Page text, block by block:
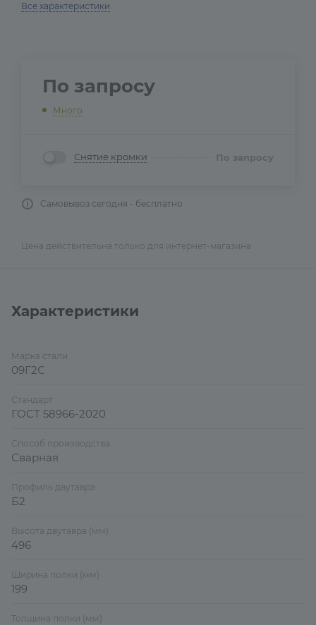
Все характеристики
По запросу
Много
Снятие кромки По запросу
Самовывоз сегодня - бесплатно
Цена действительна только для интернет-магазина
Характеристики
Марка стали
09Г2С
Стандарт
ГОСТ 58966-2020
Способ производства
Сварная
Профиль двутавра
Б2
Высота двутавра (мм)
496
Ширина полки (мм)
199
Толщина полки (мм)